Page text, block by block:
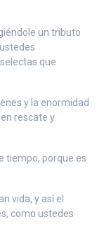
un tributo
que
y la enormidad
rescate y
tiempo, porque es
vida, y así el
como ustedes